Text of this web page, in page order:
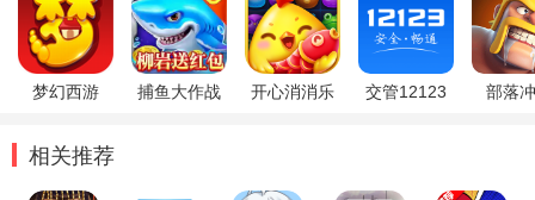
梦幻西游 捕鱼大作战 开心消消乐 交管12123 部落
相关推荐